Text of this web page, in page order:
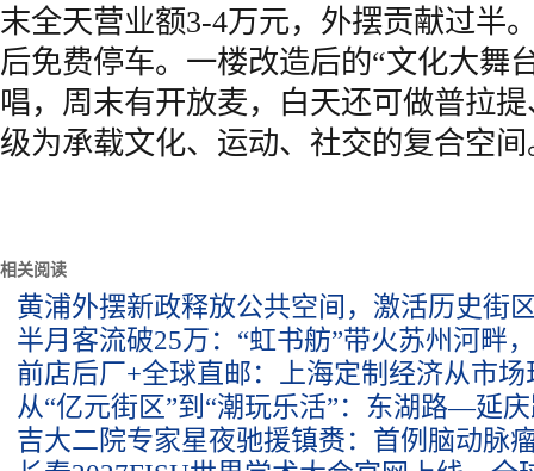
末全天营业额3-4万元，外摆贡献过半
后免费停车。一楼改造后的“文化大舞
唱，周末有开放麦，白天还可做普拉
级为承载文化、运动、社交的复合空间
相关阅读
黄浦外摆新政释放公共空间，激活历史街
半月客流破25万：“虹书舫”带火苏州河畔
前店后厂+全球直邮：上海定制经济从市
从“亿元街区”到“潮玩乐活”：东湖路—延
吉大二院专家星夜驰援镇赉：首例脑动脉